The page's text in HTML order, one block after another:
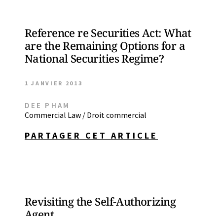
Reference re Securities Act: What
are the Remaining Options for a
National Securities Regime?
1 JANVIER 2013
DEE PHAM
Commercial Law / Droit commercial
PARTAGER CET ARTICLE
Revisiting the Self-Authorizing